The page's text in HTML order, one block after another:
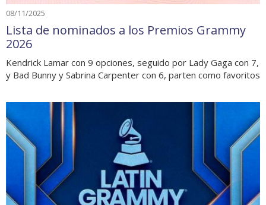
08/11/2025
Lista de nominados a los Premios Grammy
2026
Kendrick Lamar con 9 opciones, seguido por Lady Gaga con 7,
y Bad Bunny y Sabrina Carpenter con 6, parten como favoritos